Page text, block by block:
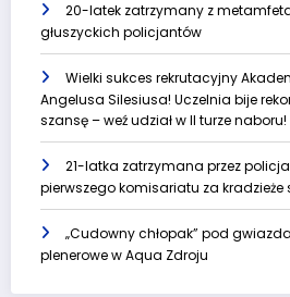
20-latek zatrzymany z
głuszyckich policjantów
Wielki sukces rekrutacyjny
Angelusa Silesiusa! Uczelnia bije
szansę – weź udział w II turze naboru!
21-latka zatrzymana przez
pierwszego komisariatu za kradzieże
„Cudowny chłopak” pod
plenerowe w Aqua Zdroju